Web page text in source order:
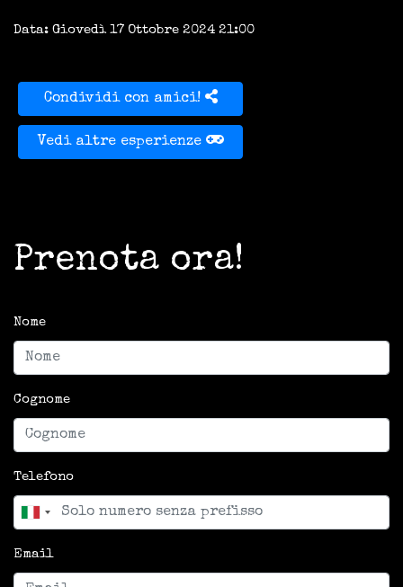
Data: Giovedì 17 Ottobre 2024 21:00
Condividi con amici!
Vedi altre esperienze
Prenota ora!
Nome
Cognome
Telefono
Email